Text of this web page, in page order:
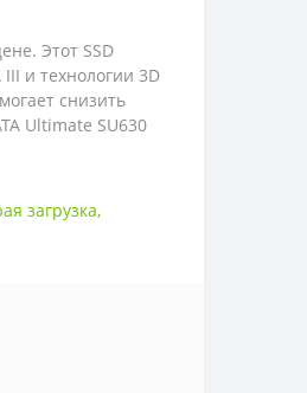
Этот SSD
и технологии 3D
снизить
Ultimate SU630
загрузка,